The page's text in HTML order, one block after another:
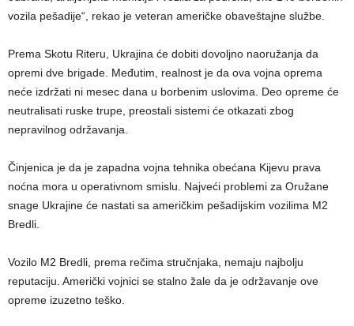
vozila pešadije“, rekao je veteran američke obaveštajne službe.
Prema Skotu Riteru, Ukrajina će dobiti dovoljno naoružanja da
opremi dve brigade. Međutim, realnost je da ova vojna oprema
neće izdržati ni mesec dana u borbenim uslovima. Deo opreme će
neutralisati ruske trupe, preostali sistemi će otkazati zbog
nepravilnog održavanja.
Činjenica je da je zapadna vojna tehnika obećana Kijevu prava
noćna mora u operativnom smislu. Najveći problemi za Oružane
snage Ukrajine će nastati sa američkim pešadijskim vozilima M2
Bredli.
Vozilo M2 Bredli, prema rečima stručnjaka, nemaju najbolju
reputaciju. Američki vojnici se stalno žale da je održavanje ove
opreme izuzetno teško.